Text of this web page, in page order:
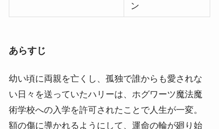
ン
あらすじ
幼い頃に両親を亡くし、孤独で誰からも愛されな
い日々を送っていたハリーは、ホグワーツ魔法魔
術学校への入学を許可されたことで人生が一変。
額の傷に導かれるようにして、運命の輪が廻り始